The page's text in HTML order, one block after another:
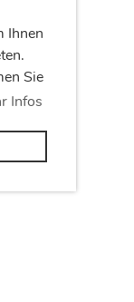
Ihnen
Sie
Infos